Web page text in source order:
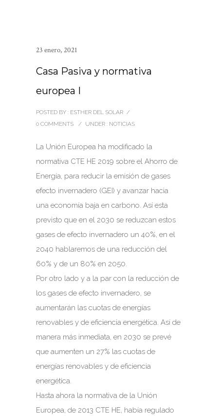
23 enero, 2021
Casa Pasiva y normativa
europea I
POSTED BY : ESTHER DEL SOLAR /
0 COMMENTS
/ UNDER : NOTICIAS
La Unión Europea ha modificado la
normativa CTE HE 2019 sobre el Ahorro de
Energía, para reducir la emisión de gases
efecto invernadero (GEI) y avanzar hacia
una economía baja en carbono. Así esta
previsto que en el 2030 se reduzcan estos
gases de efecto invernadero un 40%, en el
2040 hablaremos de una reducción del
60% y de un 80% en 2050.
Por otro lado y a la par con la reducción de
los gases de efecto invernadero, se
aumentarán las cuotas de energías
renovables y de eficiencia energética. Así de
manera más inmediata, en 2030 se prevé
que aumenten un 27% las cuotas de
energías renovables y de eficiencia
energética.
Hasta ahora la normativa de la Unión
Europea, de 2013 CTE HE, había regulado